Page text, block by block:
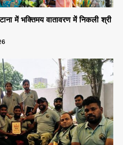
में भक्तिमय वातावरण में निकली श्री